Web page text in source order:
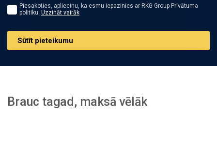
Piesakoties, apliecinu, ka esmu iepazinies ar RKG Group Privātuma
politiku. Uzzināt vairāk
Sūtīt pieteikumu
Brauc tagad, maksā vēlāk